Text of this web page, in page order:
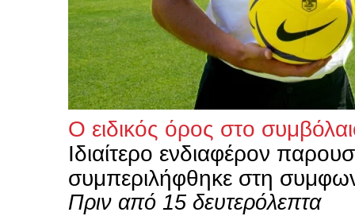
Ο ειδικός όρος στο
Ιδιαίτερο ενδιαφέρον
συμπεριλήφθηκε στη
Πριν από 15 δευτερόλεπτα